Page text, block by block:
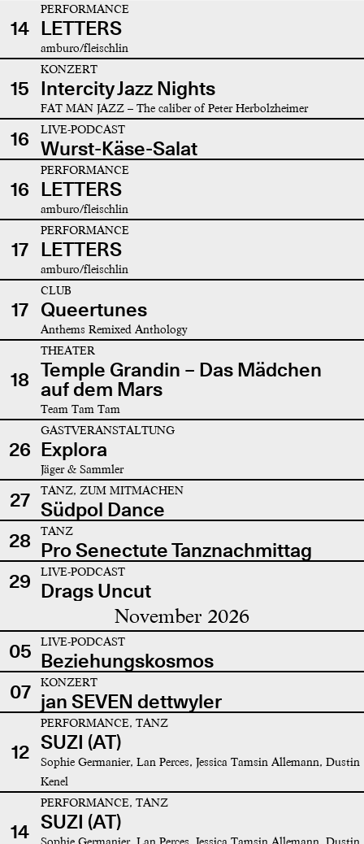
14
PERFORMANCE
LETTERS
amburo/fleischlin
15
KONZERT
Intercity Jazz Nights
FAT MAN JAZZ – The caliber of Peter Herbolzheimer
16 LIVE-PODCAST
Wurst-Käse-Salat
16
PERFORMANCE
LETTERS
amburo/fleischlin
17
PERFORMANCE
LETTERS
amburo/fleischlin
17
CLUB
Queertunes
Anthems Remixed Anthology
18
THEATER
Temple Grandin – Das Mädchen
auf dem Mars
Team Tam Tam
26
GASTVERANSTALTUNG
Explora
Jäger & Sammler
27 TANZ, ZUM MITMACHEN
Südpol Dance
28
TANZ
Pro Senectute Tanznachmittag
29
LIVE-PODCAST
Drags Uncut
November 2026
05 LIVE-PODCAST
Beziehungskosmos
07
KONZERT
jan SEVEN dettwyler
12
PERFORMANCE, TANZ
SUZI (AT)
Sophie Germanier, Lan Perces, Jessica Tamsin Allemann, Dustin
Kenel
14
PERFORMANCE, TANZ
SUZI (AT)